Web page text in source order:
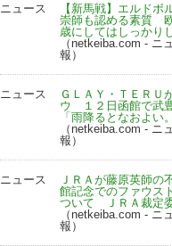
ニュース
【新馬戦】エルド
崇師も認める素質
歳にしてはしっかり
（netkeiba.com - ニ
報）
ニュース
ＧＬＡＹ・ＴＥＲＵ
ウ １２日函館で武
「雨降るとなおよい
（netkeiba.com - ニ
報）
ニュース
ＪＲＡが藤原英師
館記念でのファウス
ついて ＪＲＡ裁定
（netkeiba.com - ニ
報）